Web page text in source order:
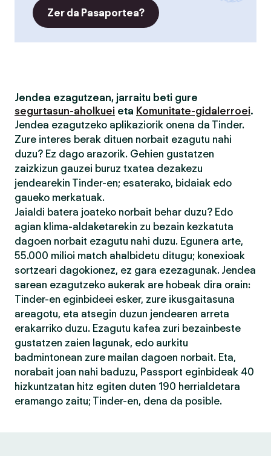
Zer da Pasaportea?
Jendea ezagutzean, jarraitu beti gure
segurtasun-aholkuei eta Komunitate-gidalerroei.
Jendea ezagutzeko aplikaziorik onena da Tinder.
Zure interes berak dituen norbait ezagutu nahi
duzu? Ez dago arazorik. Gehien gustatzen
zaizkizun gauzei buruz txatea dezakezu
jendearekin Tinder-en; esaterako, bidaiak edo
gaueko merkatuak.
Jaialdi batera joateko norbait behar duzu? Edo
agian klima-aldaketarekin zu bezain kezkatuta
dagoen norbait ezagutu nahi duzu. Egunera arte,
55.000 milioi match ahalbidetu ditugu; konexioak
sortzeari dagokionez, ez gara ezezagunak. Jendea
sarean ezagutzeko aukerak are hobeak dira orain:
Tinder-en eginbideei esker, zure ikusgaitasuna
areagotu, eta atsegin duzun jendearen arreta
erakarriko duzu. Ezagutu kafea zuri bezainbeste
gustatzen zaien lagunak, edo aurkitu
badmintonean zure mailan dagoen norbait. Eta,
norabait joan nahi baduzu, Passport eginbideak 40
hizkuntzatan hitz egiten duten 190 herrialdetara
eramango zaitu; Tinder-en, dena da posible.